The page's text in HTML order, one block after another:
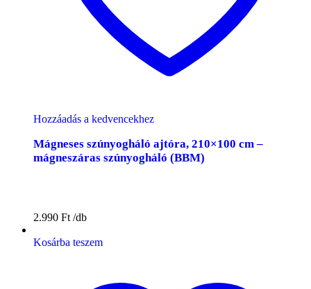
Hozzáadás a kedvencekhez
Mágneses szúnyogháló ajtóra, 210×100 cm –
mágneszáras szúnyogháló (BBM)
2.990 Ft
Kosárba teszem